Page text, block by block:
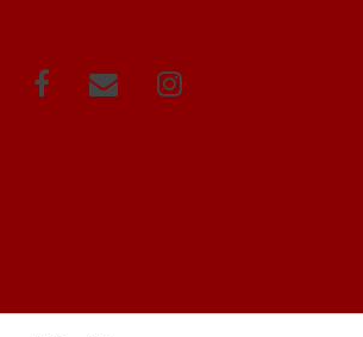
FacebookCorreo Instagram